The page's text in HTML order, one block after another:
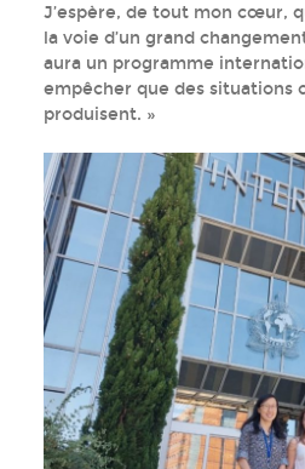
J’espère, de tout mon cœur,
la voie d’un grand
aura un programme
empêcher que des situations
produisent. »